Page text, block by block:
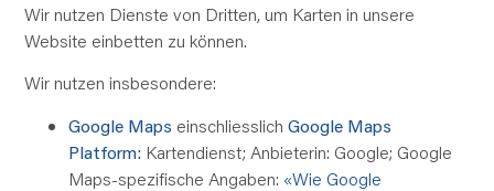
Wir nutzen Dienste von Dritten, um Karten in unsere
Website einbetten zu können.
Wir nutzen insbesondere:
Google Maps einschliesslichGoogle Maps
Platform: Kartendienst; Anbieterin: Google; Google
Maps-spezifische Angaben: «Wie Google